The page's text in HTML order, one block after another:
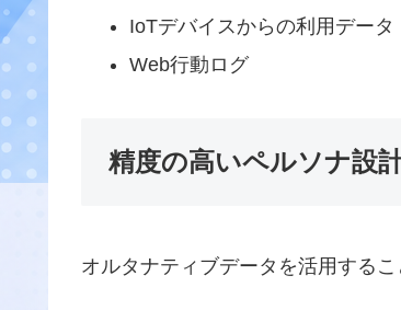
IoTデバイスからの利用データ
Web行動ログ
精度の高いペルソナ設
オルタナティブデータを活用する